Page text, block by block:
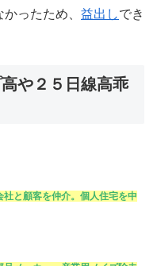
ったため、 益出しでき
や２５日線高乖
と顧客を仲介。個人住宅を中